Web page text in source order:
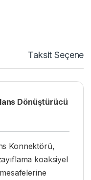
Taksit
Dönüştürücü
Konnektörü,
koaksiyel